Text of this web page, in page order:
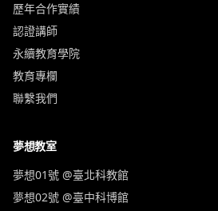
歷年合作實績
認證講師
永續教育學院
教育專欄
聯繫我們
夢想教室
夢想01號 @臺北科教館
夢想02號 @臺中科博館